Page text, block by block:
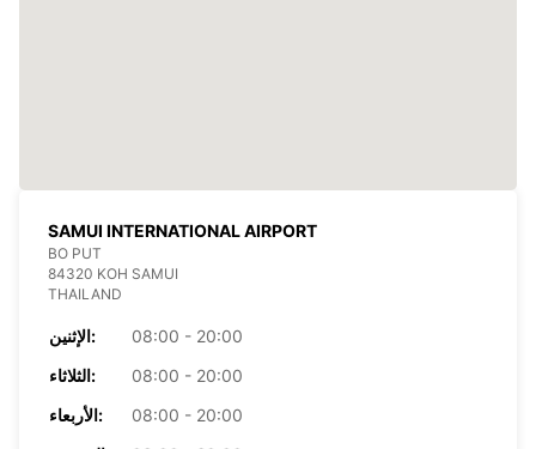
SAMUI INTERNATIONAL AIRPORT
BO PUT
84320 KOH SAMUI
THAILAND
الإثنين:
08:00 - 20:00
الثلاثاء:
08:00 - 20:00
الأربعاء:
08:00 - 20:00